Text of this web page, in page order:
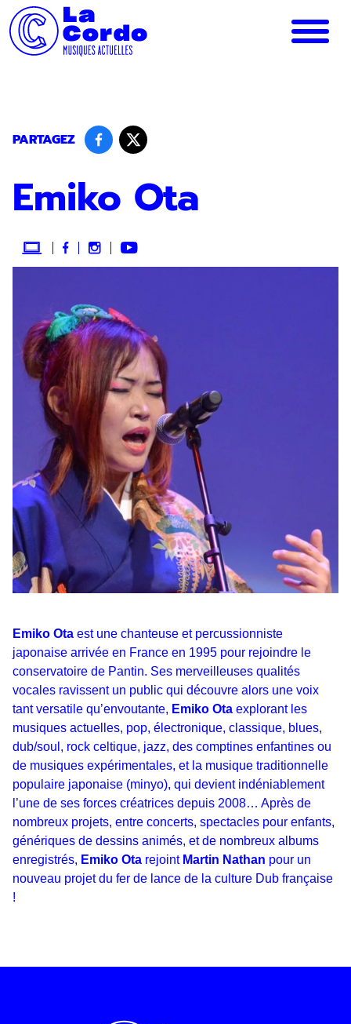
Panneau de gestion des cookies
PARTAGEZ
Emiko Ota
Emiko Ota est une chanteuse et percussionniste
japonaise arrivée en France en 1995 pour rejoindre le
conservatoire de Pantin. Ses merveilleuses qualités
vocales ravissent un public qui découvre alors une voix
tant versatile qu’envoutante, Emiko Ota explorant les
musiques actuelles, pop, électronique, classique, blues,
dub/soul, rock celtique, jazz, des comptines enfantines ou
de musiques expérimentales, et la musique traditionnelle
populaire japonaise (minyo), qui devient indéniablement
l’une de ses forces créatrices depuis 2008… Après de
nombreux projets, entre concerts, spectacles pour enfants,
génériques de dessins animés, et de nombreux albums
enregistrés, Emiko Ota rejoint Martin Nathan pour un
nouveau projet du fer de lance de la culture Dub française
!
Inscription
Newsletter